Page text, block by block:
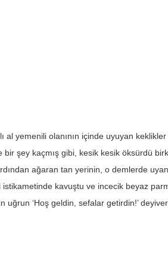
yemenili olanının içinde uyuyan keklikler
şey kaçmış gibi, kesik kesik öksürdü
ağaran tan yerinin, o demlerde
kavuştu ve incecik beyaz
‘Hoş geldin, sefalar getirdin!’